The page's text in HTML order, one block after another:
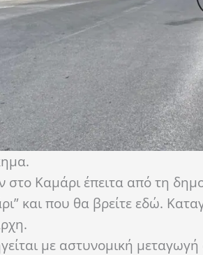
στο Καμάρι έπειτα από τη
και που θα βρείτε εδώ.
με αστυνομική